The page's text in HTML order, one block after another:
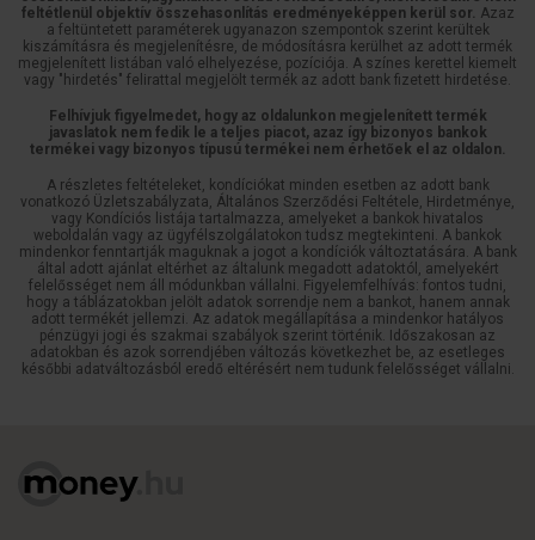
feltétlenül objektív összehasonlítás eredményeképpen kerül sor. Azaz
a feltüntetett paraméterek ugyanazon szempontok szerint kerültek
kiszámításra és megjelenítésre, de módosításra kerülhet az adott termék
megjelenített listában való elhelyezése, pozíciója. A színes kerettel kiemelt
vagy "hirdetés" felirattal megjelölt termék az adott bank fizetett hirdetése.
Felhívjuk figyelmedet, hogy az oldalunkon megjelenített termék
javaslatok nem fedik le a teljes piacot, azaz így bizonyos bankok
termékei vagy bizonyos típusú termékei nem érhetőek el az oldalon.
A részletes feltételeket, kondíciókat minden esetben az adott bank
vonatkozó Üzletszabályzata, Általános Szerződési Feltétele, Hirdetménye,
vagy Kondíciós listája tartalmazza, amelyeket a bankok hivatalos
weboldalán vagy az ügyfélszolgálatokon tudsz megtekinteni. A bankok
mindenkor fenntartják maguknak a jogot a kondíciók változtatására. A bank
által adott ajánlat eltérhet az általunk megadott adatoktól, amelyekért
felelősséget nem áll módunkban vállalni. Figyelemfelhívás: fontos tudni,
hogy a táblázatokban jelölt adatok sorrendje nem a bankot, hanem annak
adott termékét jellemzi. Az adatok megállapítása a mindenkor hatályos
pénzügyi jogi és szakmai szabályok szerint történik. Időszakosan az
adatokban és azok sorrendjében változás következhet be, az esetleges
későbbi adatváltozásból eredő eltérésért nem tudunk felelősséget vállalni.